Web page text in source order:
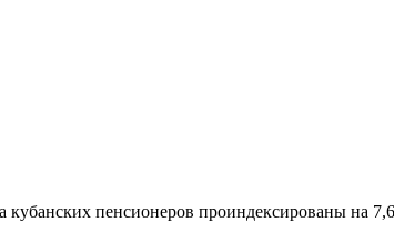
кубанских пенсионеров проиндексированы на